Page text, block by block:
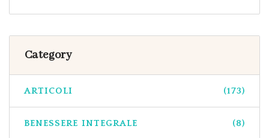
Category
ARTICOLI (173)
BENESSERE INTEGRALE (8)